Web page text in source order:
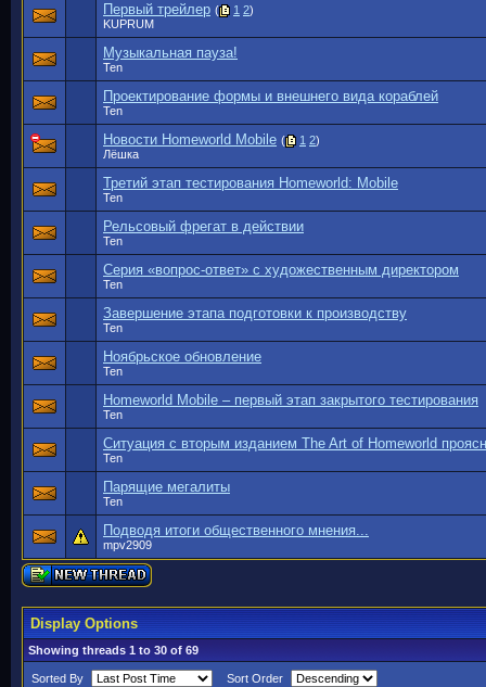
Первый трейлер ( 1 2)
KUPRUM
Музыкальная пауза!
Ten
Проектирование формы и внешнего вида кораблей
Ten
Новости Homeworld Mobile ( 1 2)
Лёшка
Третий этап тестирования Homeworld: Mobile
Ten
Рельсовый фрегат в действии
Ten
Серия «вопрос-ответ» с художественным директором
Ten
Завершение этапа подготовки к производству
Ten
Ноябрьское обновление
Ten
Homeworld Mobile – первый этап закрытого тестирования
Ten
Ситуация с вторым изданием The Art of Homeworld
Ten
Парящие мегалиты
Ten
Подводя итоги общественного мнения...
mpv2909
Display Options
Showing threads 1 to 30 of 69
Sorted By
Sort Order